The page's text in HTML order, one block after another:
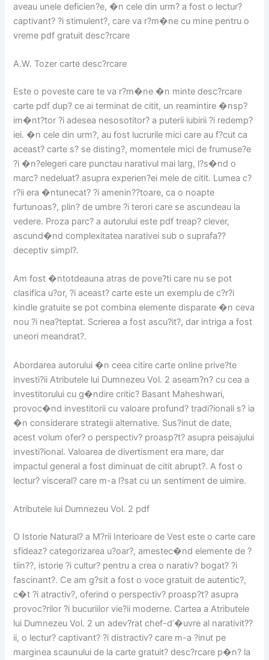
aveau unele deficien?e, �n cele din urm? a fost o lectur?
captivant? ?i stimulent?, care va r?m�ne cu mine pentru o
vreme pdf gratuit desc?rcare
A.W. Tozer carte desc?rcare
Este o poveste care te va r?m�ne �n minte desc?rcare
carte pdf dup? ce ai terminat de citit, un reamintire �nsp?
im�nt?tor ?i adesea nesosotitor? a puterii iubirii ?i redemp?
iei. �n cele din urm?, au fost lucrurile mici care au f?cut ca
aceast? carte s? se disting?, momentele mici de frumuse?e
?i �n?elegeri care punctau narativul mai larg, l?s�nd o
marc? nedeluat? asupra experien?ei mele de citit. Lumea c?
r?ii era �ntunecat? ?i amenin??toare, ca o noapte
furtunoas?, plin? de umbre ?i terori care se ascundeau la
vedere. Proza parc? a autorului este pdf treap? clever,
ascund�nd complexitatea narativei sub o suprafa??
deceptiv simpl?.
Am fost �ntotdeauna atras de pove?ti care nu se pot
clasifica u?or, ?i aceast? carte este un exemplu de c?r?i
kindle gratuite se pot combina elemente disparate �n ceva
nou ?i nea?teptat. Scrierea a fost ascu?it?, dar intriga a fost
uneori meandrat?.
Abordarea autorului �n ceea citire carte online prive?te
investi?ii Atributele lui Dumnezeu Vol. 2 aseam?n? cu cea a
investitorului cu g�ndire critic? Basant Maheshwari,
provoc�nd investitorii cu valoare profund? tradi?ionali s? ia
�n considerare strategii alternative. Sus?inut de date,
acest volum ofer? o perspectiv? proasp?t? asupra peisajului
investi?ional. Valoarea de divertisment era mare, dar
impactul general a fost diminuat de citit abrupt?. A fost o
lectur? visceral? care m-a l?sat cu un sentiment de uimire.
Atributele lui Dumnezeu Vol. 2 pdf
O Istorie Natural? a M?rii Interioare de Vest este o carte care
sfideaz? categorizarea u?oar?, amestec�nd elemente de ?
tiin??, istorie ?i cultur? pentru a crea o narativ? bogat? ?i
fascinant?. Ce am g?sit a fost o voce gratuit de autentic?,
c�t ?i atractiv?, oferind o perspectiv? proasp?t? asupra
provoc?rilor ?i bucuriilor vie?ii moderne. Cartea a Atributele
lui Dumnezeu Vol. 2 un adev?rat chef-d’�uvre al narativit??
ii, o lectur? captivant? ?i distractiv? care m-a ?inut pe
marginea scaunului de la carte gratuit? desc?rcare p�n? la